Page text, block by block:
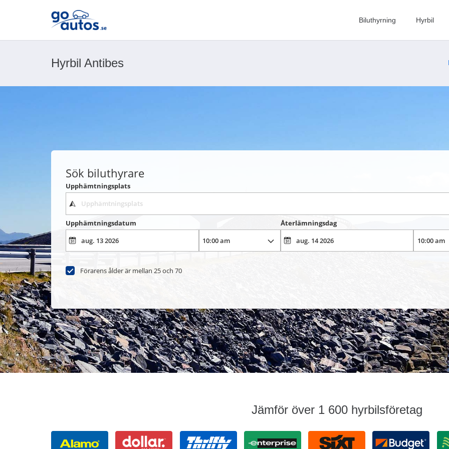
Biluthyrning Hyrbil
Hyrbil Antibes
Sök biluthyrare
Upphämtningsplats
Upphämtningsdatum Återlämningsdag
Förarens ålder är mellan 25 och 70
Jämför över 1 600 hyrbilsföretag